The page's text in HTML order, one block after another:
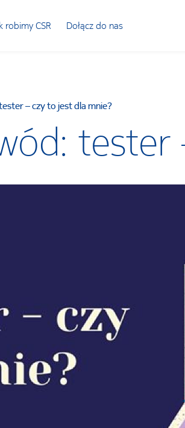
robimy CSR Dołącz do nas
– czy to jest dla mnie?